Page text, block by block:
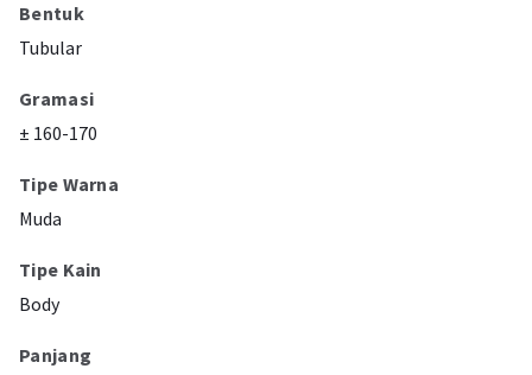
Bentuk
Tubular
Gramasi
± 160-170
Tipe Warna
Muda
Tipe Kain
Body
Panjang